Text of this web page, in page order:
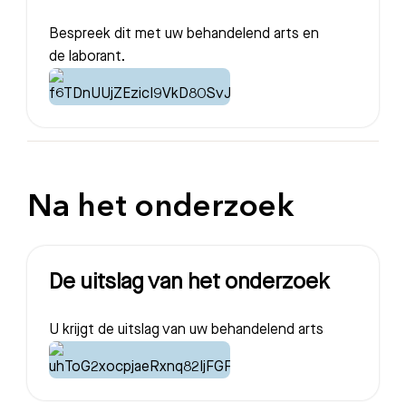
Bespreek dit met uw behandelend arts en
de laborant.
Na het onderzoek
De uitslag van het onderzoek
U krijgt de uitslag van uw behandelend arts